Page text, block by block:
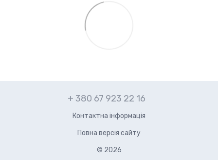
+ 380 67 923 22 16
Контактна інформація
Повна версія сайту
© 2026